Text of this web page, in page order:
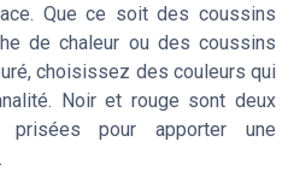
Que ce soit des coussins
de chaleur ou des coussins
choisissez des couleurs qui
Noir et rouge sont deux
prisées pour apporter une